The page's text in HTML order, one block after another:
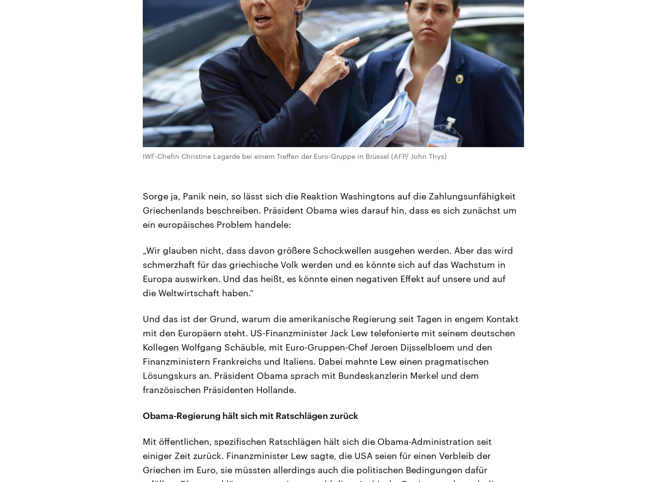
IWF-Chefin Christine Lagarde bei einem Treffen der Euro-Gruppe in Brüssel (AFP/ John Thys)
Sorge ja, Panik nein, so lässt sich die Reaktion Washingtons auf die Zahlungsunfähigkeit
Griechenlands beschreiben. Präsident Obama wies darauf hin, dass es sich zunächst um
ein europäisches Problem handele:
„Wir glauben nicht, dass davon größere Schockwellen ausgehen werden. Aber das wird
schmerzhaft für das griechische Volk werden und es könnte sich auf das Wachstum in
Europa auswirken. Und das heißt, es könnte einen negativen Effekt auf unsere und auf
die Weltwirtschaft haben.“
Und das ist der Grund, warum die amerikanische Regierung seit Tagen in engem Kontakt
mit den Europäern steht. US-Finanzminister Jack Lew telefonierte mit seinem deutschen
Kollegen Wolfgang Schäuble, mit Euro-Gruppen-Chef Jeroen Dijsselbloem und den
Finanzministern Frankreichs und Italiens. Dabei mahnte Lew einen pragmatischen
Lösungskurs an. Präsident Obama sprach mit Bundeskanzlerin Merkel und dem
französischen Präsidenten Hollande.
Obama-Regierung hält sich mit Ratschlägen zurück
Mit öffentlichen, spezifischen Ratschlägen hält sich die Obama-Administration seit
einiger Zeit zurück. Finanzminister Lew sagte, die USA seien für einen Verbleib der
Griechen im Euro, sie müssten allerdings auch die politischen Bedingungen dafür